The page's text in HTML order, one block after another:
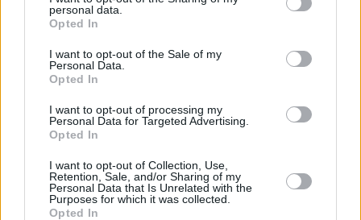
personal data.
Opted In
I want to opt-out of the Sale of my
Personal Data.
Opted In
I want to opt-out of processing my
Personal Data for Targeted Advertising.
Opted In
I want to opt-out of Collection, Use,
Retention, Sale, and/or Sharing of my
Personal Data that Is Unrelated with the
Purposes for which it was collected.
Opted In